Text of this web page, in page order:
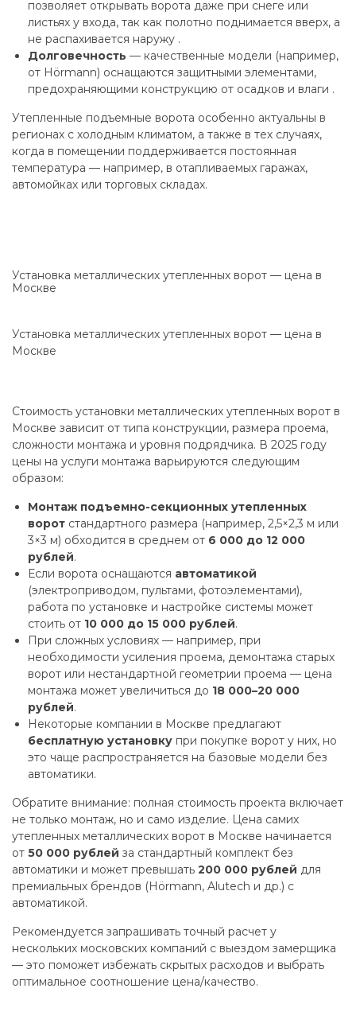
позволяет открывать ворота даже при снеге или
листьях у входа, так как полотно поднимается вверх, а
не распахивается наружу .
Долговечность — качественные модели (например,
от Hörmann) оснащаются защитными элементами,
предохраняющими конструкцию от осадков и влаги .
Утепленные подъемные ворота особенно актуальны в
регионах с холодным климатом, а также в тех случаях,
когда в помещении поддерживается постоянная
температура — например, в отапливаемых гаражах,
автомойках или торговых складах.
Установка металлических утепленных ворот — цена в
Москве
Установка металлических утепленных ворот — цена в
Москве
Стоимость установки металлических утепленных ворот в
Москве зависит от типа конструкции, размера проема,
сложности монтажа и уровня подрядчика. В 2025 году
цены на услуги монтажа варьируются следующим
образом:
Монтаж подъемно-секционных утепленных
ворот стандартного размера (например, 2,5×2,3 м или
3×3 м) обходится в среднем от 6 000 до 12 000
рублей.
Если ворота оснащаются автоматикой
(электроприводом, пультами, фотоэлементами),
работа по установке и настройке системы может
стоить от 10 000 до 15 000 рублей.
При сложных условиях — например, при
необходимости усиления проема, демонтажа старых
ворот или нестандартной геометрии проема — цена
монтажа может увеличиться до 18 000–20 000
рублей.
Некоторые компании в Москве предлагают
бесплатную установку при покупке ворот у них, но
это чаще распространяется на базовые модели без
автоматики.
Обратите внимание: полная стоимость проекта включает
не только монтаж, но и само изделие. Цена самих
утепленных металлических ворот в Москве начинается
от 50 000 рублей за стандартный комплект без
автоматики и может превышать 200 000 рублей для
премиальных брендов (Hörmann, Alutech и др.) с
автоматикой.
Рекомендуется запрашивать точный расчет у
нескольких московских компаний с выездом замерщика
— это поможет избежать скрытых расходов и выбрать
оптимальное соотношение цена/качество.